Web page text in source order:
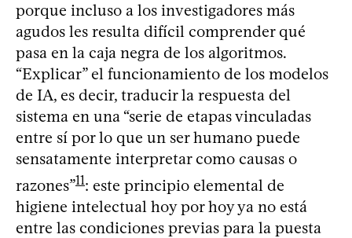
porque incluso a los investigadores más
agudos les resulta difícil comprender qué
pasa en la caja negra de los algoritmos.
“Explicar” el funcionamiento de los modelos
de IA, es decir, traducir la respuesta del
sistema en una “serie de etapas vinculadas
entre sí por lo que un ser humano puede
sensatamente interpretar como causas o
razones”11: este principio elemental de
higiene intelectual hoy por hoy ya no está
entre las condiciones previas para la puesta